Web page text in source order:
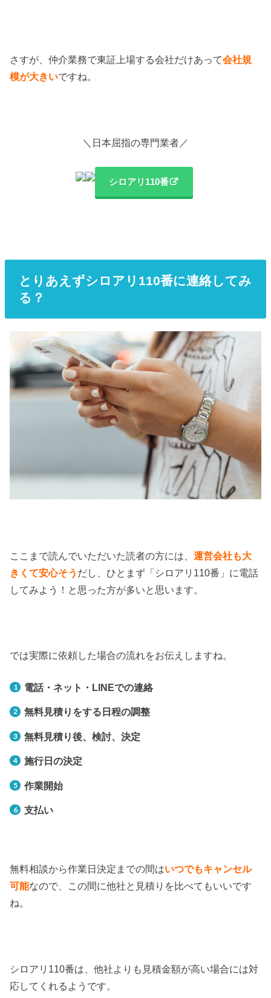
さすが、仲介業務で東証上場する会社だけあって会社規
模が大きいですね。
＼日本屈指の専門業者／
シロアリ110番
とりあえずシロアリ110番に連絡してみ
る？
ここまで読んでいただいた読者の方には、運営会社も大
きくて安心そう だし、ひとまず「シロアリ110番」に電話
してみよう！と思った方が多いと思います。
では実際に依頼した場合の流れをお伝えしますね。
電話・ネット・LINEでの連絡
無料見積りをする日程の調整
無料見積り後、検討、決定
施行日の決定
作業開始
支払い
無料相談から作業日決定までの間はいつでもキャンセル
可能なので、この間に他社と見積りを比べてもいいです
ね。
シロアリ110番は、他社よりも見積金額が高い場合には対
応してくれるようです。